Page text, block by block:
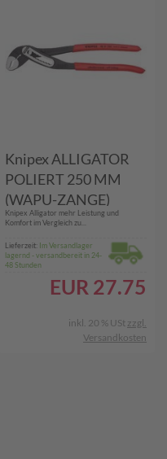
Knipex ALLIGATOR
POLIERT 250 MM
(WAPU-ZANGE)
Knipex Alligator mehr Leistung und
Komfort im Vergleich zu...
Lieferzeit: Im Versandlager
lagernd - versandbereit in 24-
48 Stunden
EUR 27.75
inkl. 20 % USt zzgl.
Versandkosten